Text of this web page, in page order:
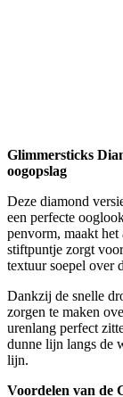
Glimmersticks
oogopslag
Deze diamond
een perfecte
penvorm, maakt het
stiftpuntje zorgt
textuur soepel over
Dankzij de snelle
zorgen te maken
urenlang perfect
dunne lijn langs de
lijn.
Voordelen van de